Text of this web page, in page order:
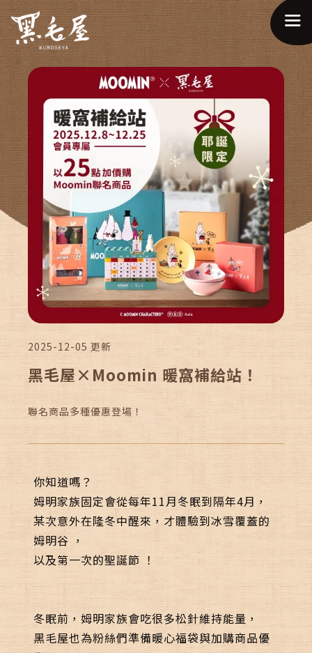
關於品牌
ABOUT US
菜單介紹
MENU & DRINKS
最新情報
NEWS & EVENTS
分店據點
BRANCH
人才招募
RECRUITS
過敏原資訊
ALLERGEN INFO
線上訂位 加入會員
Follow us
聯絡我們
2025-12-05 更新
黑毛屋×Moomin 暖窩補給站！
聯名商品多種優惠登場！
你知道嗎？
姆明家族固定會從每年11月冬眠到隔年4月，
某次意外在隆冬中醒來，才體驗到冰雪覆蓋的
姆明谷，
以及第一次的聖誕節 ！
冬眠前，姆明家族會吃很多松針維持能量，
黑毛屋也為粉絲們準備暖心福袋與加購商品優